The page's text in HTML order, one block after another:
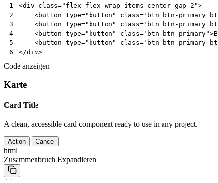
1
2
3
4
5
6
<div class="flex flex-wrap items-center gap-2">
<button type="button" class="btn btn-primary
<button type="button" class="btn btn-primary
<button type="button" class="btn btn-primary">
<button type="button" class="btn btn-primary
</div>
Code anzeigen
Karte
Card Title
A clean, accessible card component ready to use in any project.
Action Cancel
html
Zusammenbruch Expandieren